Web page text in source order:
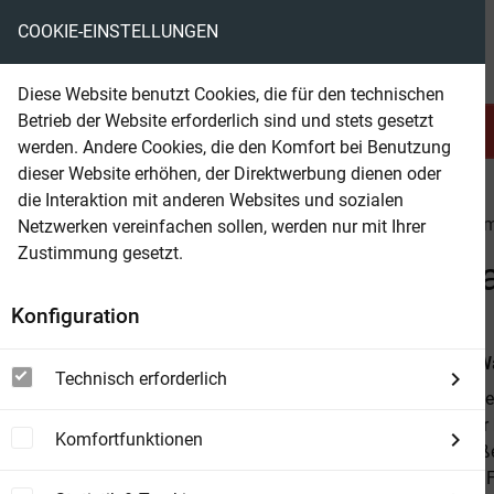
Serien & Abo Belletristik
beam Belletristik Romance Liebesromane
Beam Shop
4 Herzromane im
Conny
Dieser
Liebe auf
Walden:
Rand
COOKIE-EINSTELLUNGEN
Diese Website benutzt Cookies, die für den technischen
Betrieb der Website erforderlich sind und stets gesetzt
werden. Andere Cookies, die den Komfort bei Benutzung
dieser Website erhöhen, der Direktwerbung dienen oder
die Interaktion mit anderen Websites und sozialen
Netzwerken vereinfachen sollen, werden nur mit Ihrer
Zustimmung gesetzt.
Konfiguration
Technisch erforderlich
Komfortfunktionen